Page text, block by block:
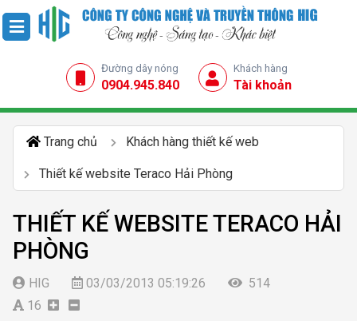
Đường dây nóng
0904.945.840
Khách hàng
Tài khoản
Trang chủ Khách hàng thiết kế web
Thiết kế website Teraco Hải Phòng
THIẾT KẾ WEBSITE TERACO HẢI
PHÒNG
HIG 03/03/2013 05:19:26
514
16